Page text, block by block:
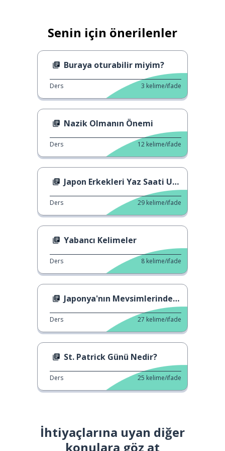
Senin için önerilenler
Buraya oturabilir miyim?
Ders 3 kelime/ifade
Nazik Olmanın Önemi
Ders 12 kelime/ifade
Japon Erkekleri Yaz Saati Uygulaması
Ders 29 kelime/ifade
Yabancı Kelimeler
Ders 8 kelime/ifade
Japonya'nın Mevsimlerindeki Değişiklikler
Ders 27 kelime/ifade
St. Patrick Günü Nedir?
Ders 25 kelime/ifade
İhtiyaçlarına uyan diğer
konulara göz at